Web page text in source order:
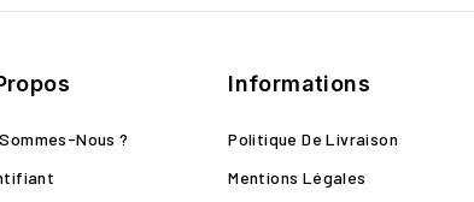
Nous ?
Informations
Politique De Livraison
Mentions Légales